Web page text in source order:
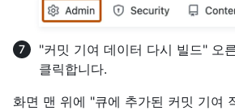
"커밋 기여 데이터 다시 빌드" 오
클릭합니다.
화면 맨 위에 "큐에 추가된 커밋 기여